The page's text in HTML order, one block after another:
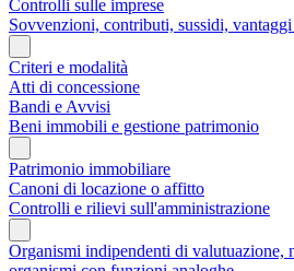
Controlli sulle imprese
Sovvenzioni, contributi, sussidi,
Criteri e modalità
Atti di concessione
Bandi e Avvisi
Beni immobili e gestione patrimonio
Patrimonio immobiliare
Canoni di locazione o affitto
Controlli e rilievi sull'amministrazione
Organismi indipendenti di valutuazione,